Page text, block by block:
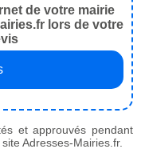
de votre mairie
lors de votre
et approuvés pendant
Adresses-Mairies.fr.